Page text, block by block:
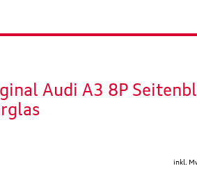
Audi A3 8P
inkl.